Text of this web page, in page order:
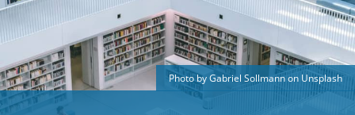
Photo by Gabriel Sollmann on Unsplash